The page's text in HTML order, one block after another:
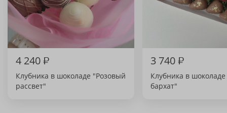
4 240₽
Клубника в шоколаде "Розовый
рассвет"
3 740₽
Клубника в
бархат"